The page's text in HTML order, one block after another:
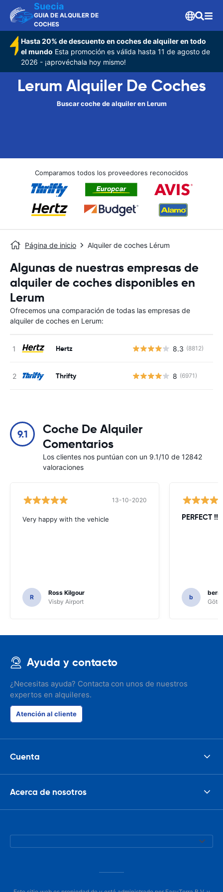
Suecia
GUIA DE ALQUILER DE
COCHES
Hasta 20% de descuento en coches de alquiler en todo
el mundo Esta promoción es válida hasta 11 de agosto de
2026 - ¡aprovéchala hoy mismo!
Lerum Alquiler De Coches
Buscar coche de alquiler en Lerum
Comparamos todos los proveedores reconocidos
Página de inicio Alquiler de coches Lérum
Algunas de nuestras empresas de
alquiler de coches disponibles en
Lerum
Ofrecemos una comparación de todas las empresas de
alquiler de coches en Lerum:
Hertz 8.3 (8812)
Thrifty 8 (6971)
9.1
Coche De Alquiler
Comentarios
Los clientes nos puntúan con un 9.1/10 de 12842
valoraciones
13-10-2020
Very happy with the vehicle
R
Ross Kilgour
Visby Airport
PERFECT
b
Ayuda y contacto
¿Necesitas ayuda? Contacta con unos de nuestros
expertos en alquileres.
Atención al cliente
Cuenta
Acerca de nosotros